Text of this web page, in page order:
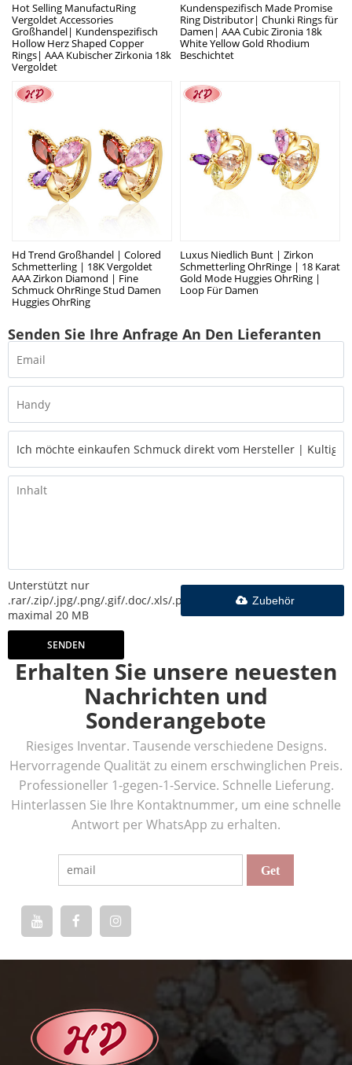
Hot Selling ManufactuRing
Vergoldet Accessories
Großhandel| Kundenspezifisch
Hollow Herz Shaped Copper
Rings| AAA Kubischer Zirkonia 18k
Vergoldet
Kundenspezifisch Made Promise
Ring Distributor| Chunki Rings für
Damen| AAA Cubic Zironia 18k
White Yellow Gold Rhodium
Beschichtet
Hd Trend Großhandel | Colored
Schmetterling | 18K Vergoldet
AAA Zirkon Diamond | Fine
Schmuck OhrRinge Stud Damen
Huggies OhrRing
Luxus Niedlich Bunt | Zirkon
Schmetterling OhrRinge | 18 Karat
Gold Mode Huggies OhrRing |
Loop Für Damen
Senden Sie Ihre Anfrage An Den Lieferanten
Unterstützt nur
.rar/.zip/.jpg/.png/.gif/.doc/.xls/.pdf,
maximal 20 MB
Zubehör
SENDEN
Erhalten Sie unsere neuesten
Nachrichten und
Sonderangebote
Riesiges Inventar. Tausende verschiedene Designs.
Hervorragende Qualität zu einem erschwinglichen Preis.
Professioneller 1-gegen-1-Service. Schnelle Lieferung.
Hinterlassen Sie Ihre Kontaktnummer, um eine schnelle
Antwort per WhatsApp zu erhalten.